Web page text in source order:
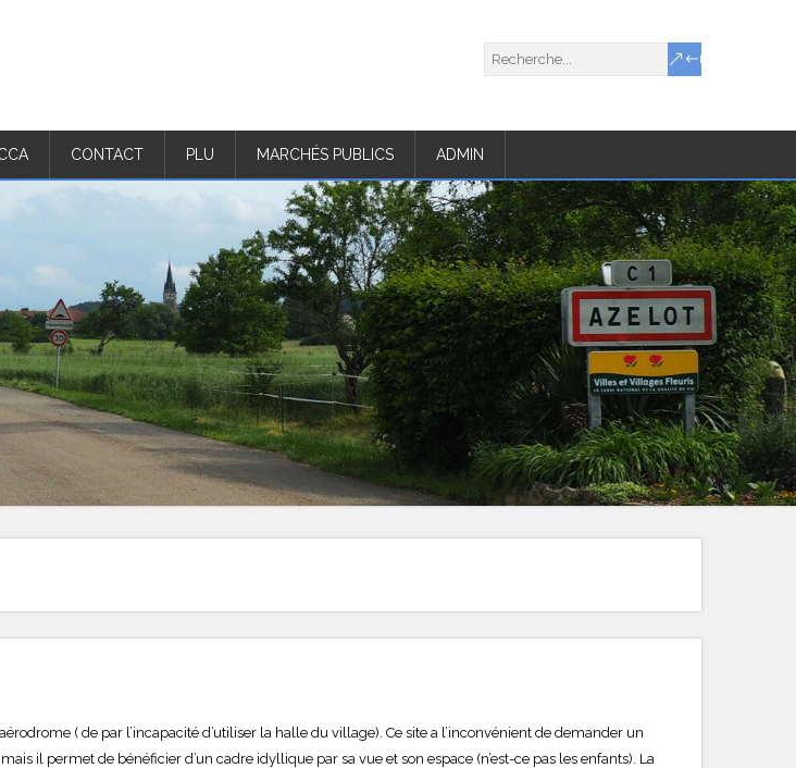
CONTACT PLU MARCHÉS PUBLICS ADMIN
( de par l’incapacité d’utiliser la halle du village). Ce site a l’inconvénient de demander un
il permet de bénéficier d’un cadre idyllique par sa vue et son espace (n’est-ce pas les enfants). La